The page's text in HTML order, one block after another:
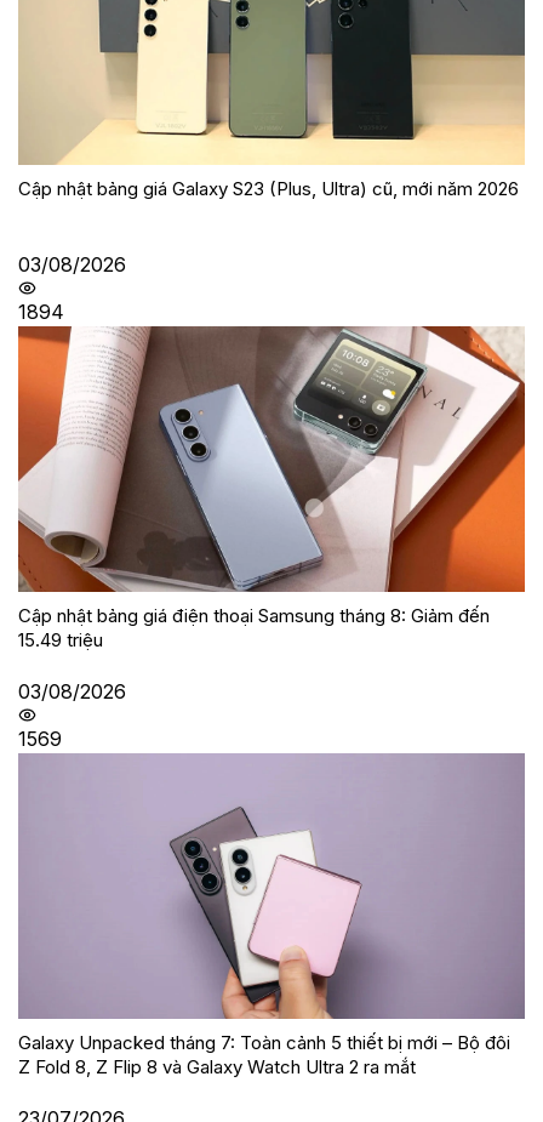
Cập nhật bảng giá Galaxy S23 (Plus, Ultra) cũ, mới năm 2026
03/08/2026
1894
Cập nhật bảng giá điện thoại Samsung tháng 8: Giảm đến
15.49 triệu
03/08/2026
1569
Galaxy Unpacked tháng 7: Toàn cảnh 5 thiết bị mới – Bộ đôi
Z Fold 8, Z Flip 8 và Galaxy Watch Ultra 2 ra mắt